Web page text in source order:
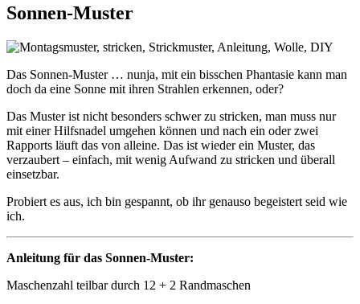
Sonnen-Muster
Das Sonnen-Muster … nunja, mit ein bisschen Phantasie kann man
doch da eine Sonne mit ihren Strahlen erkennen, oder?
Das Muster ist nicht besonders schwer zu stricken, man muss nur
mit einer Hilfsnadel umgehen können und nach ein oder zwei
Rapports läuft das von alleine. Das ist wieder ein Muster, das
verzaubert – einfach, mit wenig Aufwand zu stricken und überall
einsetzbar.
Probiert es aus, ich bin gespannt, ob ihr genauso begeistert seid wie
ich.
Anleitung für das Sonnen-Muster:
Maschenzahl teilbar durch 12 + 2 Randmaschen